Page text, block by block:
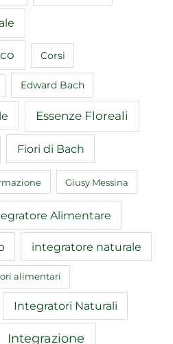
Corsi
Edward Bach
Essenze Floreali
Fiori di Bach
Giusy Messina
Alimentare
integratore naturale
alimentari
Integratori Naturali
Integrazione